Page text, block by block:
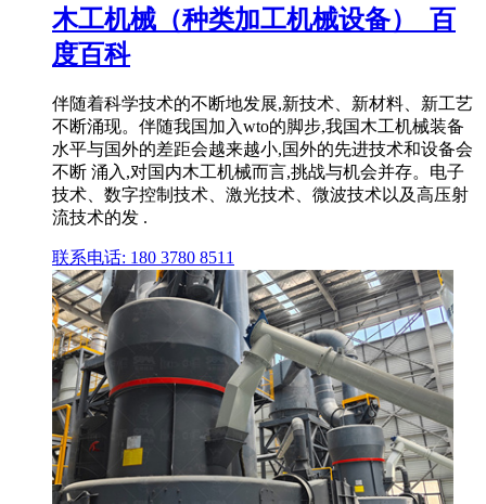
木工机械（种类加工机械设备）_百
度百科
伴随着科学技术的不断地发展,新技术、新材料、新工艺
不断涌现。伴随我国加入wto的脚步,我国木工机械装备
水平与国外的差距会越来越小,国外的先进技术和设备会
不断 涌入,对国内木工机械而言,挑战与机会并存。电子
技术、数字控制技术、激光技术、微波技术以及高压射
流技术的发 .
联系电话: 180 3780 8511